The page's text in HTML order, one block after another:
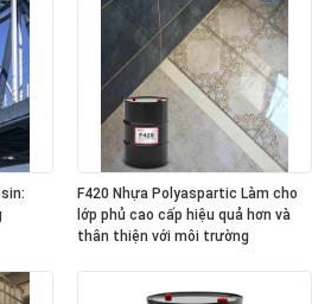
F420 Nhựa Polyaspartic Làm cho
lớp phủ cao cấp hiệu quả hơn và
thân thiện với môi trường